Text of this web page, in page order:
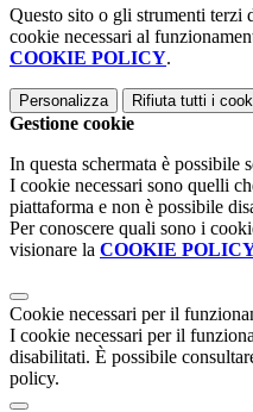
Questo sito o gli strumenti terzi
cookie necessari al
COOKIE POLICY.
Personalizza Rifiuta tutti i
Gestione cookie
In questa schermata è possibile
I cookie necessari sono quelli
piattaforma e non è possibile
Per conoscere quali sono i
visionare la COOKIE
Cookie necessari per il
I cookie necessari per il
disabilitati. È possibile
policy.